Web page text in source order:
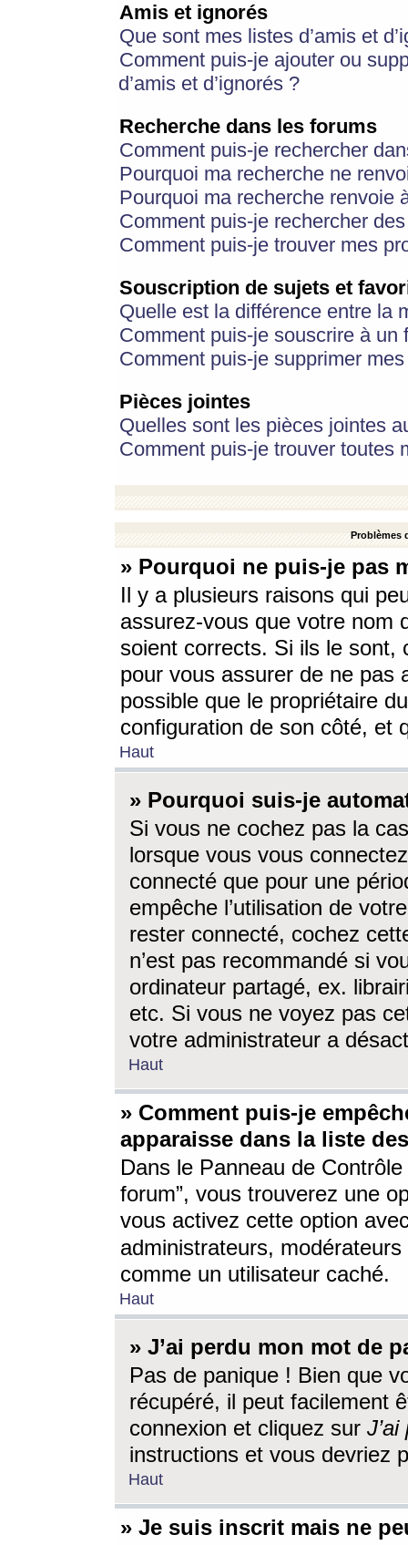
Amis et ignorés
Que sont mes listes d’amis et
Comment puis-je ajouter ou
d’amis et d’ignorés ?
Recherche dans les forums
Comment puis-je rechercher
Pourquoi ma recherche ne
Pourquoi ma recherche renvoie
Comment puis-je rechercher
Comment puis-je trouver mes
Souscription de sujets et
Quelle est la différence entre la
Comment puis-je souscrire à
Comment puis-je supprimer
Pièces jointes
Quelles sont les pièces jointes
Comment puis-je trouver toutes
Problèmes
» Pourquoi ne puis-je pas
Il y a plusieurs raisons qui
assurez-vous que votre nom
soient corrects. Si ils le sont,
pour vous assurer de ne pas
possible que le propriétaire
configuration de son côté, et
Haut
» Pourquoi suis-je
Si vous ne cochez pas la
lorsque vous vous
connecté que pour une
empêche l’utilisation de
rester connecté, cochez
n’est pas recommandé si
ordinateur partagé, ex.
etc. Si vous ne voyez pas
votre administrateur a
Haut
» Comment puis-je
apparaisse dans la liste
Dans le Panneau de
forum”, vous trouverez une
vous activez cette option
administrateurs,
comme un utilisateur caché.
Haut
» J’ai perdu mon mot de
Pas de panique ! Bien que
récupéré, il peut facilement
connexion et cliquez sur
instructions et vous devriez
Haut
» Je suis inscrit mais ne